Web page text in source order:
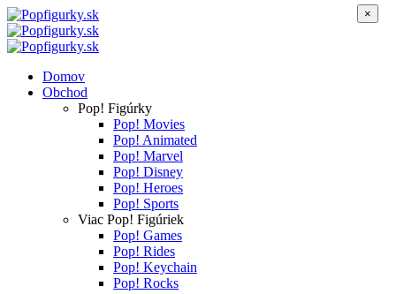
Domov
Obchod
Pop! Figúrky
Pop! Movies
Pop! Animated
Pop! Marvel
Pop! Disney
Pop! Heroes
Pop! Sports
Viac Pop! Figúriek
Pop! Games
Pop! Rides
Pop! Keychain
Pop! Rocks
×